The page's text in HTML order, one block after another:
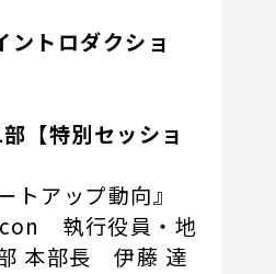
トロダクショ
【特別セッショ
トアップ動向』
執行役員・地
本部長 伊藤 達